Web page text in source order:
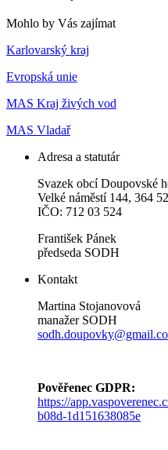
Mohlo by Vás zajímat
Karlovarský kraj
Evropská unie
MAS Kraj živých vod
MAS Vladař
Adresa a statutár
Svazek obcí Doupovské
Velké náměstí 144, 364
IČO: 712 03 524
František Pánek
předseda SODH
Kontakt
Martina Stojanovová
manažer SODH
Pověřenec GDPR:
https://
b08d-1d151638085e